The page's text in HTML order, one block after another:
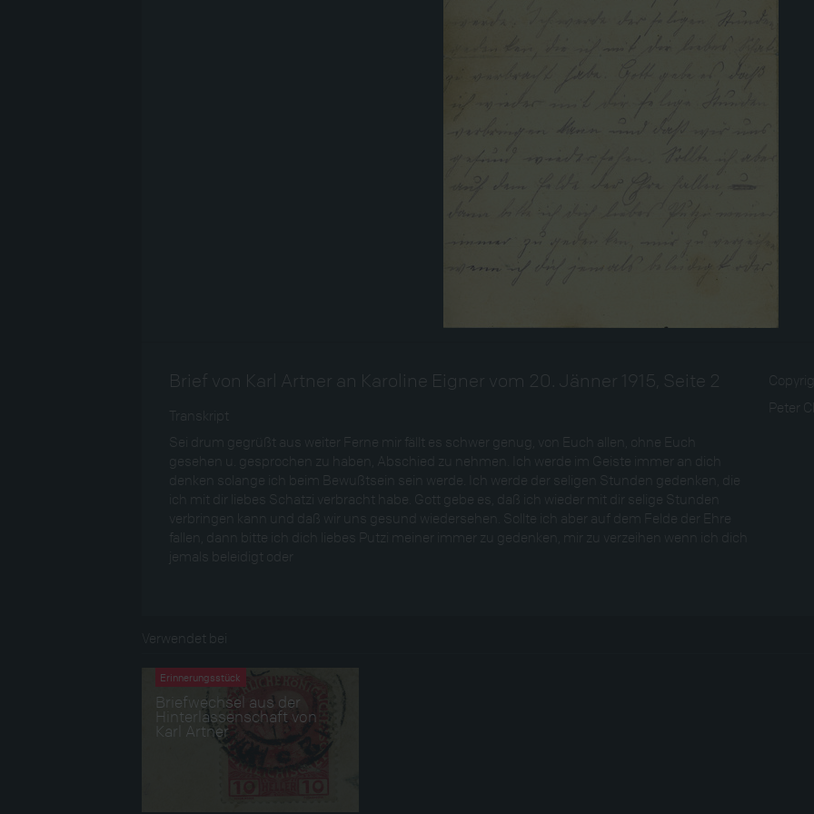
Brief von Karl Artner an Karoline Eigner vom 20. Jänner 1915, Seite 2
Transkript
Sei drum gegrüßt aus weiter Ferne mir fällt es schwer genug, von Euch allen, ohne Euch
gesehen u. gesprochen zu haben, Abschied zu nehmen. Ich werde im Geiste immer an dich
denken solange ich beim Bewußtsein sein werde. Ich werde der seligen Stunden gedenken, die
ich mit dir liebes Schatzi verbracht habe. Gott gebe es, daß ich wieder mit dir selige Stunden
verbringen kann und daß wir uns gesund wiedersehen. Sollte ich aber auf dem Felde der Ehre
fallen, dann bitte ich dich liebes Putzi meiner immer zu gedenken, mir zu verzeihen wenn ich dich
jemals beleidigt oder
Peter
Verwendet bei
Erinnerungsstück
Briefwechsel aus der
Hinterlassenschaft von
Karl Artner